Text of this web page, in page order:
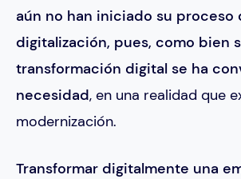
aún no han iniciado su proceso
digitalización, pues, como bien
transformación digital se ha
necesidad, en una realidad que
modernización.
Transformar digitalmente una